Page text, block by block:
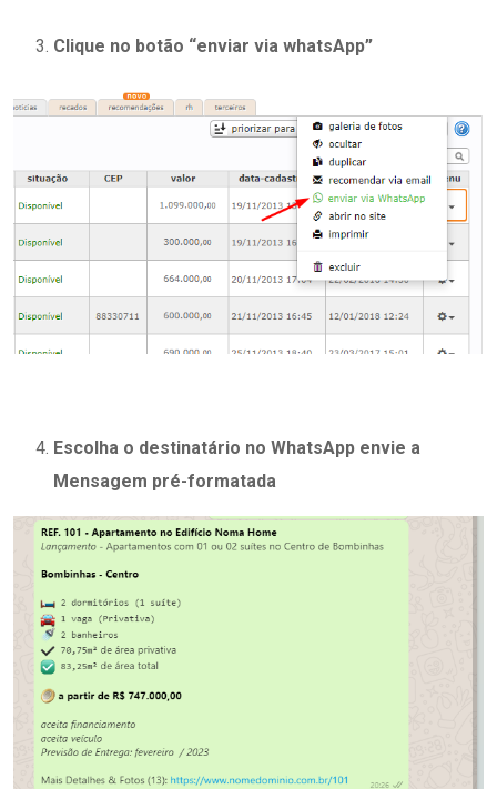
Clique no botão “enviar via whatsApp”
Escolha o destinatário no WhatsApp envie a
Mensagem pré-formatada